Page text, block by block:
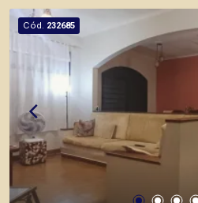
de serviços; - Dispensa; -
Piscina; - Portão
garagem, sendo 2 cobertas. A Piramid tem como
objetivo atender seus
segurança, em locação,
prontos, usados ou mesmo
lançamentos da cidade de
Cód. 232685